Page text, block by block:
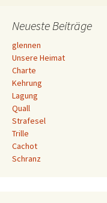
Neueste Beiträge
glennen
Unsere Heimat
Charte
Kehrung
Lagung
Quall
Strafesel
Trille
Cachot
Schranz